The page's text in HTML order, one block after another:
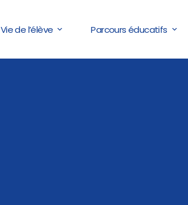
Vie de l’élève Parcours éducatifs